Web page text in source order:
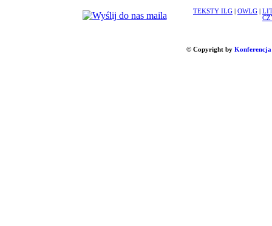
TEKSTY ILG OWLG
© Copyright by Konferencja